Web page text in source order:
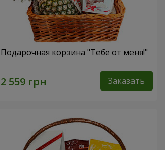
Подарочная корзина "Тебе от меня!"
Заказать